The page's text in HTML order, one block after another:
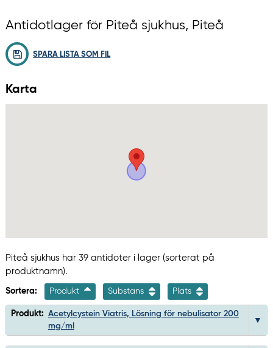
Antidotlager för Piteå sjukhus, Piteå
SPARA LISTA SOM FIL
Karta
Piteå sjukhus har 39 antidoter i lager (sorterat på
produktnamn).
Sortera: Produkt Substans Plats
Produkt: Acetylcystein Viatris, Lösning för nebulisator 200
mg/ml